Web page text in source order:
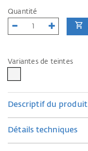
Quantité
Variantes de teintes
Descriptif du produit
Détails techniques